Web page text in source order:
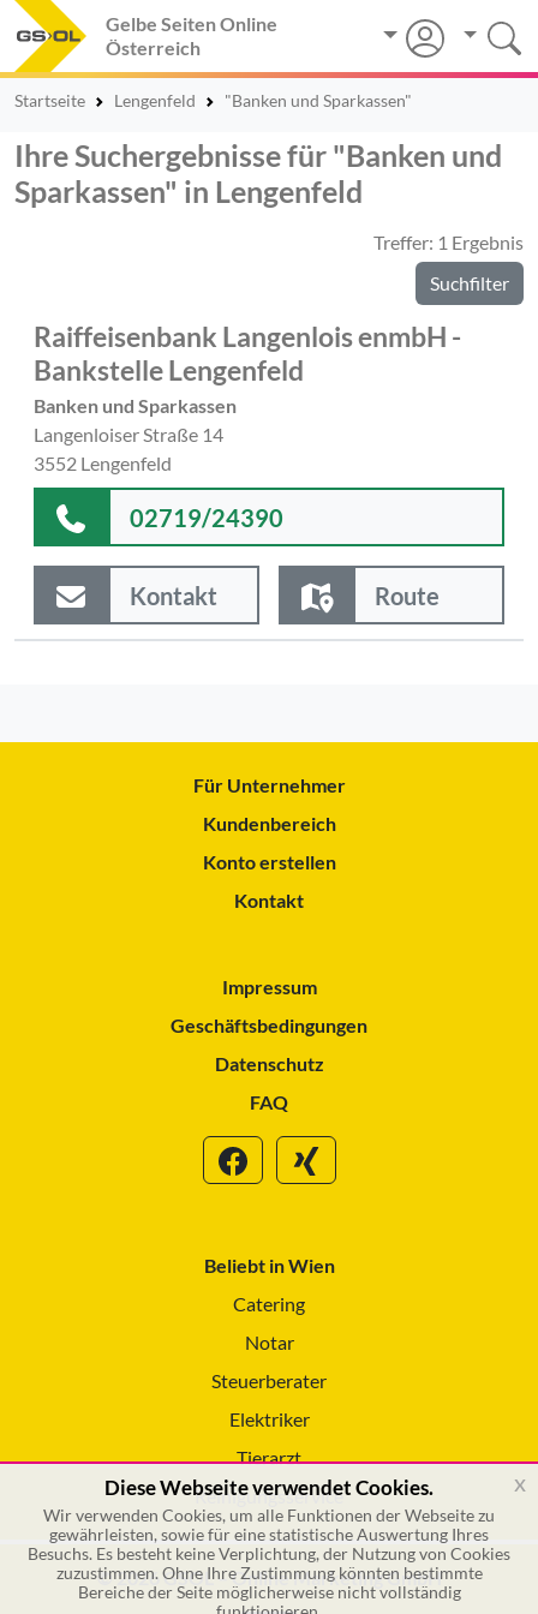
Gelbe Seiten Online
Österreich
Startseite Lengenfeld "Banken und Sparkassen"
Ihre Suchergebnisse für "Banken und
Sparkassen" in Lengenfeld
Treffer: 1 Ergebnis
Suchfilter
Raiffeisenbank Langenlois enmbH -
Bankstelle Lengenfeld
Banken und Sparkassen
Langenloiser Straße 14
3552 Lengenfeld
02719/24390
Kontakt Route
Für Unternehmer
Kundenbereich
Konto erstellen
Kontakt
Impressum
Geschäftsbedingungen
Datenschutz
FAQ
Beliebt in Wien
Catering
Notar
Steuerberater
Elektriker
Tierarzt
Reinigungsservice
© 2026 GSOL – Online Marketing GmbH
Diese Webseite verwendet Cookies.
Wir verwenden Cookies, um alle Funktionen der Webseite zu
gewährleisten, sowie für eine statistische Auswertung Ihres
Besuchs. Es besteht keine Verplichtung, der Nutzung von Cookies
zuzustimmen. Ohne Ihre Zustimmung könnten bestimmte
Bereiche der Seite möglicherweise nicht vollständig
x